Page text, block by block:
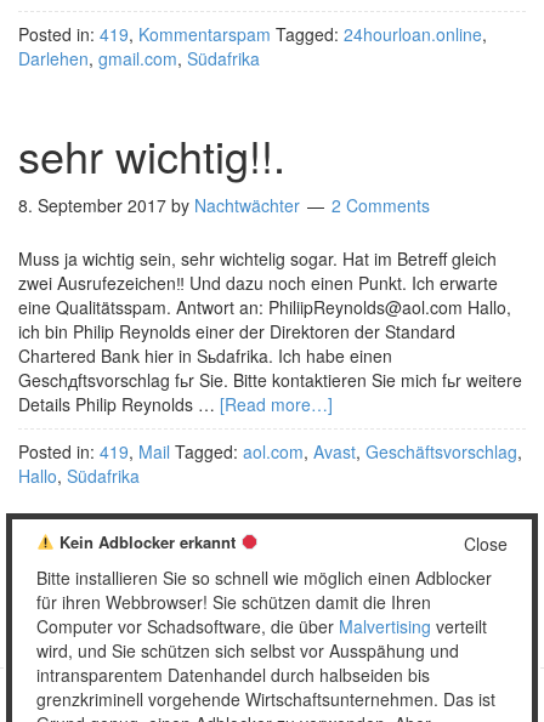
Posted in: 419, Kommentarspam Tagged: 24hourloan.online,
Darlehen, gmail.com, Südafrika
sehr wichtig!!.
8. September 2017 by Nachtwächter 2 Comments
Muss ja wichtig sein, sehr wichtelig sogar. Hat im Betreff gleich
zwei Ausrufezeichen‼ Und dazu noch einen Punkt. Ich erwarte
eine Qualitätsspam. Antwort an: PhiliipReynolds@aol.com Hallo,
ich bin Philip Reynolds einer der Direktoren der Standard
Chartered Bank hier in Sьdafrika. Ich habe einen
Geschдftsvorschlag fьr Sie. Bitte kontaktieren Sie mich fьr weitere
Details Philip Reynolds … [Read more…]
Posted in: 419, Mail Tagged: aol.com, Avast, Geschäftsvorschlag,
Hallo, Südafrika
« Zurück 1 2 3 … 5 Weiter »
Close
Kein Adblocker erkannt
Bitte installieren Sie so schnell wie möglich einen Adblocker
für ihren Webbrowser! Sie schützen damit die Ihren
Computer vor Schadsoftware, die über Malvertising verteilt
wird, und Sie schützen sich selbst vor Ausspähung und
intransparentem Datenhandel durch halbseiden bis
grenzkriminell vorgehende Wirtschaftsunternehmen. Das ist